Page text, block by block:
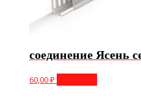
соединение Ясень
60,00₽